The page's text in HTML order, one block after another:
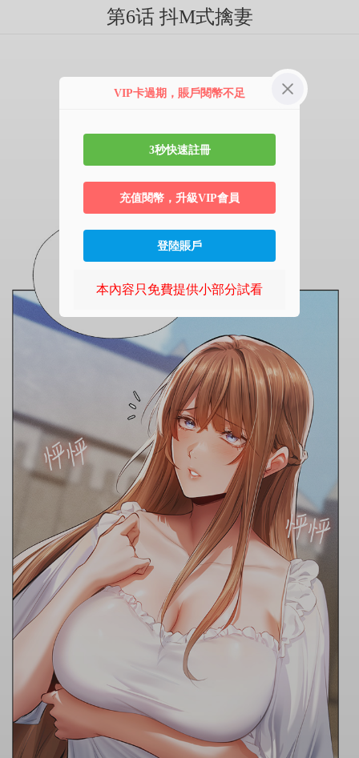
第6话 抖M式擒妻
VIP卡過期，賬戶閱幣不足
3秒快速註冊
充值閱幣，升級VIP會員
登陸賬戶
本內容只免費提供小部分試看